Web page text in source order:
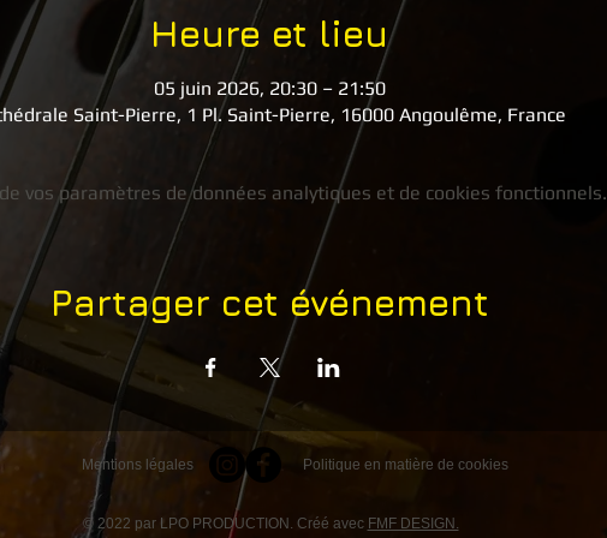
Heure et lieu
05 juin 2026, 20:30 – 21:50
Saint-Pierre, 1 Pl. Saint-Pierre, 16000 Angoulême, France
vos paramètres de données analytiques et de cookies fonctionnels.
Partager cet événement
Mentions légales Politique en matière de cookies
© 2022 par LPO PRODUCTION. Créé avec FMF DESIGN.